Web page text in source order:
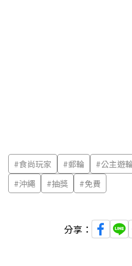
#食尚玩家 #郵輪 #公主遊
#沖繩 #抽獎 #免費
分享：